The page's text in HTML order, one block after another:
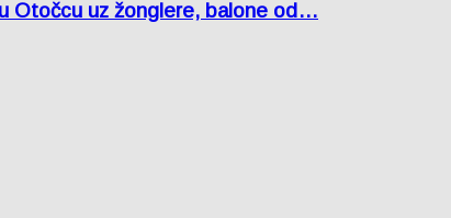
Otočcu uz žonglere, balone od…